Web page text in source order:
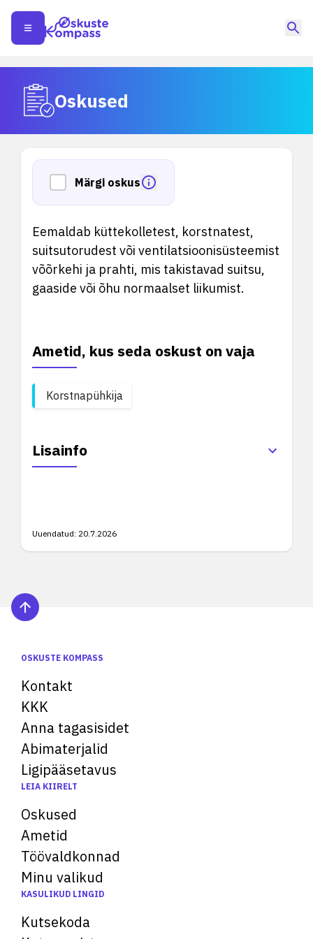
Oskused
Märgi oskus
Eemaldab küttekolletest, korstnatest,
suitsutorudest või ventilatsioonisüsteemist
võõrkehi ja prahti, mis takistavad suitsu,
gaaside või õhu normaalset liikumist.
Ametid, kus seda oskust on vaja
Korstnapühkija
Lisainfo
Uuendatud: 20.7.2026
OSKUSTE KOMPASS
Kontakt
KKK
Anna tagasisidet
Abimaterjalid
Ligipääsetavus
LEIA KIIRELT
Oskused
Ametid
Töövaldkonnad
Minu valikud
KASULIKUD LINGID
Kutsekoda